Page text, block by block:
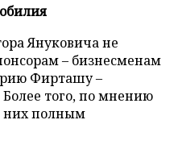
Януковича не
– бизнесменам
Фирташу –
того, по мнению
них полным